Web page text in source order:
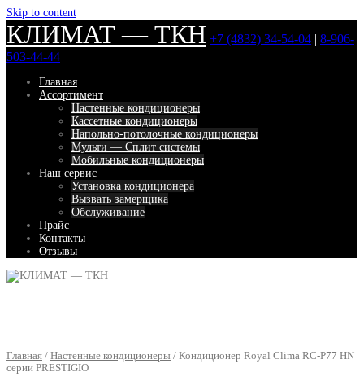
Skip to content
КЛИМАТ — ТКН +7 (4832) 34-54-04 | 8-906-
503-44-44
Главная
Ассортимент
Настенные кондиционеры
Кассетные кондиционеры
Напольно-потолочные кондиционеры
Мульти — Сплит системы
Мобильные кондиционеры
Наш сервис
Установка кондиционера
Вызвать замерщика
Обслуживание
Прайс
Контакты
Отзывы
Главная / Настенные кондиционеры / Кондиционер Royal Clima RC-P77 HN
серии PRESTIGIO